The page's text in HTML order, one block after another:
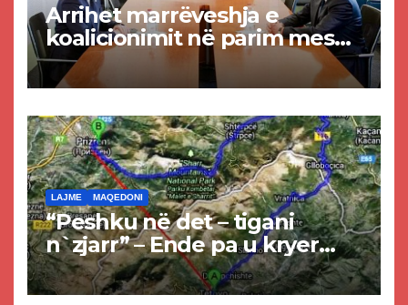
Arrihet marrëveshja e
koalicionimit në parim mes
Kurtit dhe Abdixhikut
LAJME MAQEDONI
“Peshku në det – tigani
n`zjarr” – Ende pa u kryer
projekti i tunelit, komuna e
Tetovës nis punimet për